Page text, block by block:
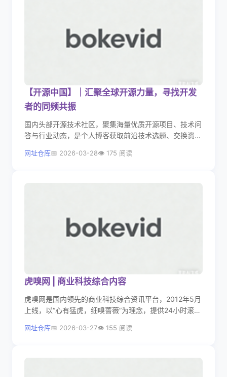
【开源中国】｜汇聚全球开源力量，寻找开发
者的同频共振
国内头部开源技术社区，聚集海量优质开源项目、技术问
答与行业动态，是个人博客获取前沿技术选题、交换资源
网址仓库 2026-03-28 175 阅读
虎嗅网 | 商业科技综合内容
虎嗅网是国内领先的商业科技综合资讯平台，2012年5月
上线，以“心有猛虎，细嗅蔷薇”为理念，提供24小时滚动
者提供高效率的信息服务 。
网址仓库 2026-03-27 155 阅读